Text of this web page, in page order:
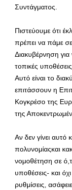
Συντάγματος.
Πιστεύουμε ότι
πρέπει να πάμε σε
Διακυβέρνηση για
τοπικές
Αυτό είναι το
επιτάσσουν η
Κογκρέσο της
της
Αν δεν γίνει αυτό
πολυνομίαςκαι
νομοθέτηση σε
υποθέσεις- και
ρυθμίσεις,